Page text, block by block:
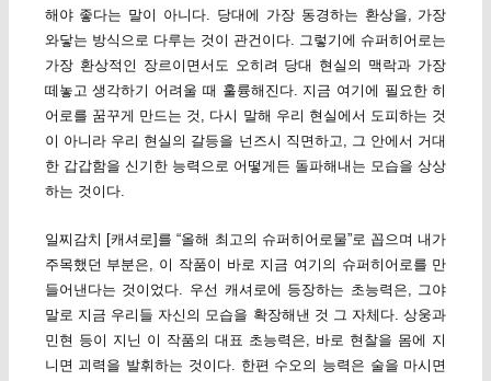
해야 좋다는 말이 아니다. 당대에 가장 동경하는 환상을, 가장
와닿는 방식으로 다루는 것이 관건이다. 그렇기에 슈퍼히어로는
가장 환상적인 장르이면서도 오히려 당대 현실의 맥락과 가장
떼놓고 생각하기 어려울 때 훌륭해진다. 지금 여기에 필요한 히
어로를 꿈꾸게 만드는 것, 다시 말해 우리 현실에서 도피하는 것
이 아니라 우리 현실의 갈등을 넌즈시 직면하고, 그 안에서 거대
한 갑갑함을 신기한 능력으로 어떻게든 돌파해내는 모습을 상상
하는 것이다.
일찌감치 [캐셔로]를 “올해 최고의 슈퍼히어로물”로 꼽으며 내가
주목했던 부분은, 이 작품이 바로 지금 여기의 슈퍼히어로를 만
들어낸다는 것이었다. 우선 캐셔로에 등장하는 초능력은, 그야
말로 지금 우리들 자신의 모습을 확장해낸 것 그 자체다. 상웅과
민현 등이 지닌 이 작품의 대표 초능력은, 바로 현찰을 몸에 지
니면 괴력을 발휘하는 것이다. 한편 수오의 능력은 술을 마시면